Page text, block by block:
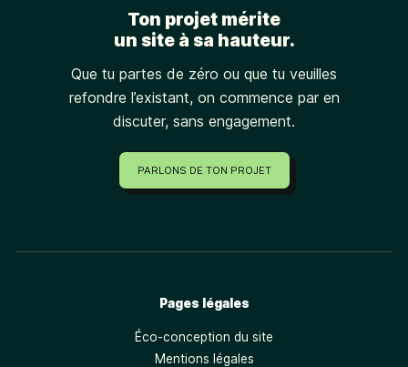
Ton projet mérite
un site à sa hauteur.
Que tu partes de zéro ou que tu veuilles
refondre l’existant, on commence par en
discuter, sans engagement.
PARLONS DE TON PROJET
Pages légales
Éco-conception du site
Mentions légales